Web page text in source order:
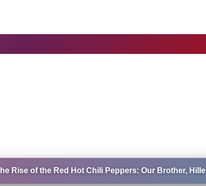
Rise of the Red Hot Chili Peppers: Our Brother, Hillel